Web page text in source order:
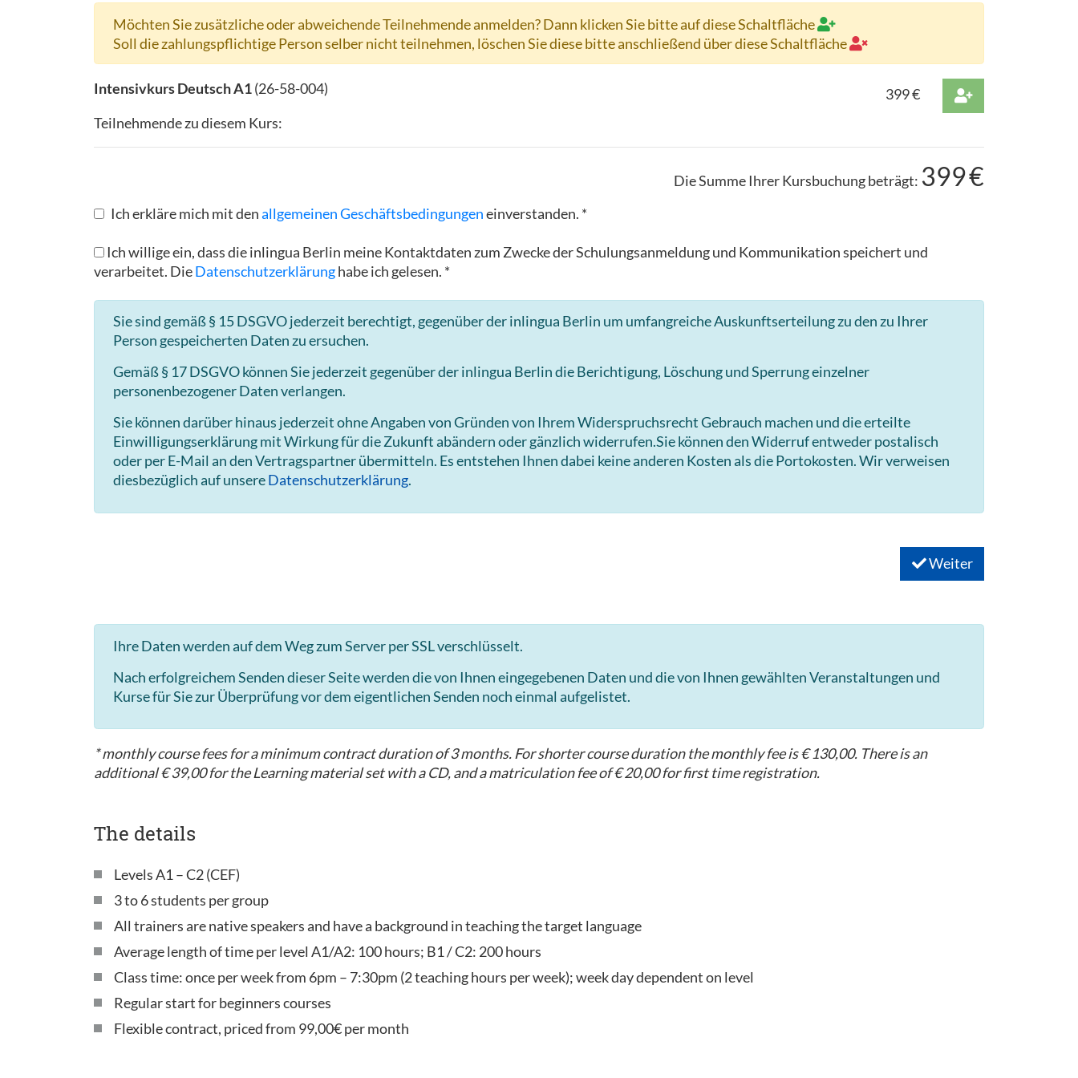
Möchten Sie zusätzliche oder abweichende Teilnehmende anmelden? Dann klicken Sie bitte auf diese Schaltfläche
Soll die zahlungspflichtige Person selber nicht teilnehmen, löschen Sie diese bitte anschließend über diese Schaltfläche
Intensivkurs Deutsch A1(26-58-004) 399€
Teilnehmende zu diesem Kurs:
Die Summe Ihrer Kursbuchung beträgt: 399€
Ich erkläre mich mit denallgemeinen Geschäftsbedingungeneinverstanden. *
Ich willige ein, dass die inlingua Berlin meine Kontaktdaten zum Zwecke der Schulungsanmeldung und Kommunikation speichert und
verarbeitet. DieDatenschutzerklärunghabe ich gelesen. *
Sie sind gemäß § 15 DSGVO jederzeit berechtigt, gegenüber der inlingua Berlin um umfangreiche Auskunftserteilung zu den zu Ihrer
Person gespeicherten Daten zu ersuchen.
Gemäß § 17 DSGVO können Sie jederzeit gegenüber der inlingua Berlin die Berichtigung, Löschung und Sperrung einzelner
personenbezogener Daten verlangen.
Sie können darüber hinaus jederzeit ohne Angaben von Gründen von Ihrem Widerspruchsrecht Gebrauch machen und die erteilte
Einwilligungserklärung mit Wirkung für die Zukunft abändern oder gänzlich widerrufen.Sie können den Widerruf entweder postalisch
oder per E-Mail an den Vertragspartner übermitteln. Es entstehen Ihnen dabei keine anderen Kosten als die Portokosten. Wir verweisen
diesbezüglich auf unsereDatenschutzerklärung.
Weiter
Ihre Daten werden auf dem Weg zum Server per SSL verschlüsselt.
Nach erfolgreichem Senden dieser Seite werden die von Ihnen eingegebenen Daten und die von Ihnen gewählten Veranstaltungen und
Kurse für Sie zur Überprüfung vor dem eigentlichen Senden noch einmal aufgelistet.
* monthly course fees for a minimum contract duration of 3 months. For shorter course duration the monthly fee is € 130,00. There is an
additional € 39,00 for the Learning material set with a CD, and a matriculation fee of € 20,00 for first time registration.
The details
Levels A1 – C2 (CEF)
3 to 6 students per group
All trainers are native speakers and have a background in teaching the target language
Average length of time per level A1/A2: 100 hours; B1 / C2: 200 hours
Class time: once per week from 6pm – 7:30pm (2 teaching hours per week); week day dependent on level
Regular start for beginners courses
Flexible contract, priced from 99,00€ per month